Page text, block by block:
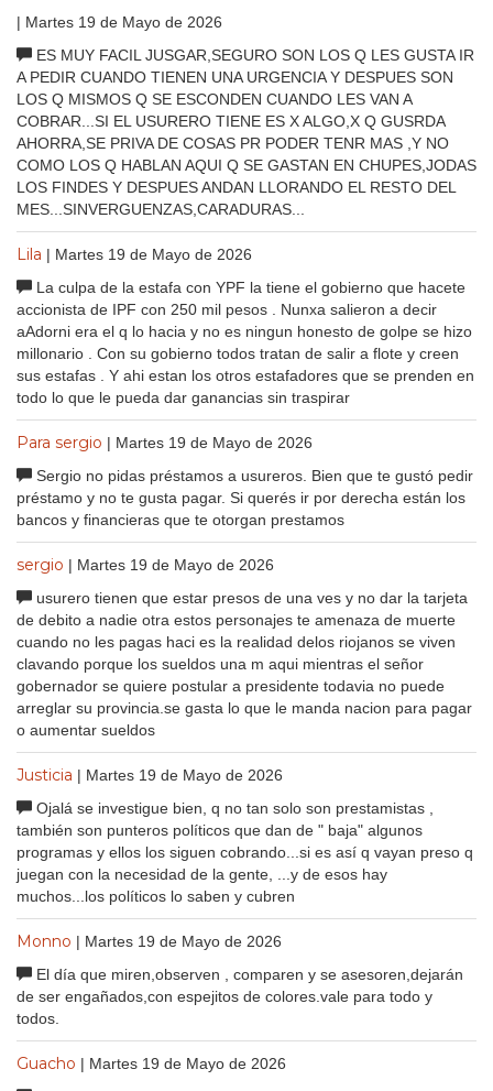
| Martes 19 de Mayo de 2026
ES MUY FACIL JUSGAR,SEGURO SON LOS Q LES GUSTA IR
A PEDIR CUANDO TIENEN UNA URGENCIA Y DESPUES SON
LOS Q MISMOS Q SE ESCONDEN CUANDO LES VAN A
COBRAR...SI EL USURERO TIENE ES X ALGO,X Q GUSRDA
AHORRA,SE PRIVA DE COSAS PR PODER TENR MAS ,Y NO
COMO LOS Q HABLAN AQUI Q SE GASTAN EN CHUPES,JODAS
LOS FINDES Y DESPUES ANDAN LLORANDO EL RESTO DEL
MES...SINVERGUENZAS,CARADURAS...
Lila | Martes 19 de Mayo de 2026
La culpa de la estafa con YPF la tiene el gobierno que hacete
accionista de IPF con 250 mil pesos . Nunxa salieron a decir
aAdorni era el q lo hacia y no es ningun honesto de golpe se hizo
millonario . Con su gobierno todos tratan de salir a flote y creen
sus estafas . Y ahi estan los otros estafadores que se prenden en
todo lo que le pueda dar ganancias sin traspirar
Para sergio | Martes 19 de Mayo de 2026
Sergio no pidas préstamos a usureros. Bien que te gustó pedir
préstamo y no te gusta pagar. Si querés ir por derecha están los
bancos y financieras que te otorgan prestamos
sergio | Martes 19 de Mayo de 2026
usurero tienen que estar presos de una ves y no dar la tarjeta
de debito a nadie otra estos personajes te amenaza de muerte
cuando no les pagas haci es la realidad delos riojanos se viven
clavando porque los sueldos una m aqui mientras el señor
gobernador se quiere postular a presidente todavia no puede
arreglar su provincia.se gasta lo que le manda nacion para pagar
o aumentar sueldos
Justicia | Martes 19 de Mayo de 2026
Ojalá se investigue bien, q no tan solo son prestamistas ,
también son punteros políticos que dan de " baja" algunos
programas y ellos los siguen cobrando...si es así q vayan preso q
juegan con la necesidad de la gente, ...y de esos hay
muchos...los políticos lo saben y cubren
Monno | Martes 19 de Mayo de 2026
El día que miren,observen , comparen y se asesoren,dejarán
de ser engañados,con espejitos de colores.vale para todo y
todos.
Guacho | Martes 19 de Mayo de 2026